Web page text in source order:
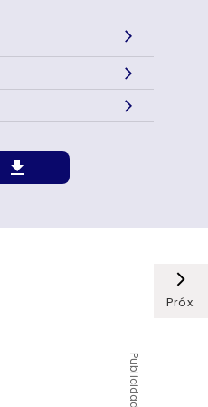
Próx.
Publicidad